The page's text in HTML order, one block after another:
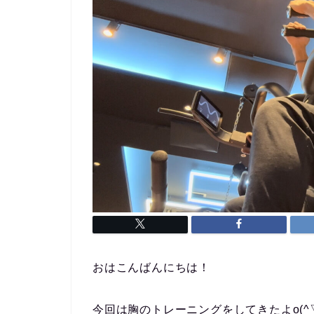
おはこんばんにちは！
今回は胸のトレーニングをしてきたよ